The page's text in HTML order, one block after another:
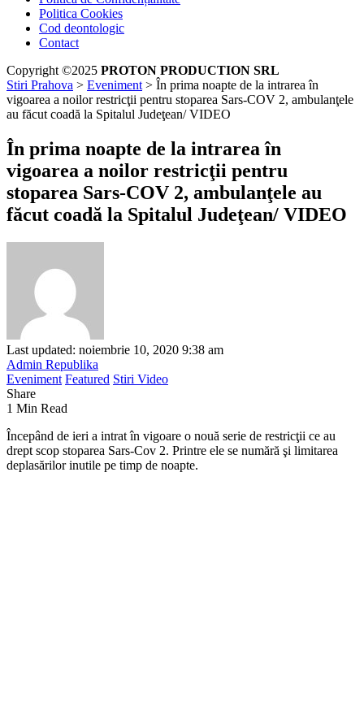
Politica Cookies
Cod deontologic
Contact
Copyright ©2025 PROTON PRODUCTION SRL
Stiri Prahova > Eveniment > În prima noapte de la intrarea în
vigoarea a noilor restricţii pentru stoparea Sars-COV 2, ambulanţele
au făcut coadă la Spitalul Judeţean/ VIDEO
În prima noapte de la intrarea în
vigoarea a noilor restricţii pentru
stoparea Sars-COV 2, ambulanţele au
făcut coadă la Spitalul Judeţean/ VIDEO
Last updated: noiembrie 10, 2020 9:38 am
Admin Republika
Eveniment Featured Stiri Video
Share
1 Min Read
Începând de ieri a intrat în vigoare o nouă serie de restricţii ce au
drept scop stoparea Sars-Cov 2. Printre ele se numără şi limitarea
deplasărilor inutile pe timp de noapte.